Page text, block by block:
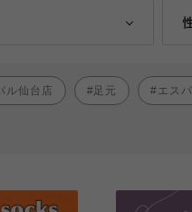
ル仙台店 足元 エス